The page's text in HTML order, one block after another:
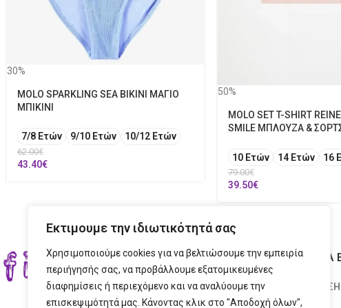
Εκτιμουμε την ιδιωτικότητά σας
Χρησιμοποιούμε cookies για να βελτιώσουμε την εμπειρία
περιήγησής σας, να προβάλλουμε εξατομικευμένες
διαφημίσεις ή περιεχόμενο και να αναλύουμε την
επισκεψιμότητά μας. Κάνοντας κλικ στο "Αποδοχή όλων",
30%
MOLO SPARKLING SEA BIKINI ΜΑΓΙΟ
ΜΠΙΚΙΝΙ
7/8 Ετών 9/10 Ετών 10/12 Ετών
62.00€
43.40€
50%
MOLO SET T-SHIRT
SMILE ΜΠΛΟΥΖΑ &
10 Ετών 14 Ετών 16
79.00€
39.50€
ΣΤΟΙΧΕΙΑ